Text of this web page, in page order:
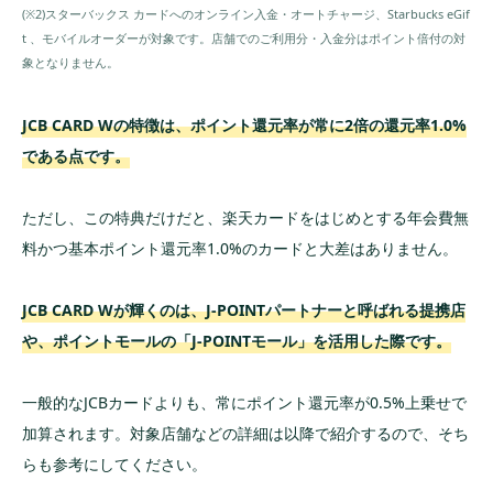
(※2)スターバックス カードへのオンライン入金・オートチャージ、Starbucks eGif
t 、モバイルオーダーが対象です。店舗でのご利用分・入金分はポイント倍付の対
象となりません。
JCB CARD Wの特徴は、ポイント還元率が常に2倍の還元率1.0%
である点です。
ただし、この特典だけだと、楽天カードをはじめとする年会費無
料かつ基本ポイント還元率1.0%のカードと大差はありません。
JCB CARD Wが輝くのは、J-POINTパートナーと呼ばれる提携店
や、ポイントモールの「J-POINTモール」を活用した際です。
一般的なJCBカードよりも、常にポイント還元率が0.5%上乗せで
加算されます。対象店舗などの詳細は以降で紹介するので、そち
らも参考にしてください。